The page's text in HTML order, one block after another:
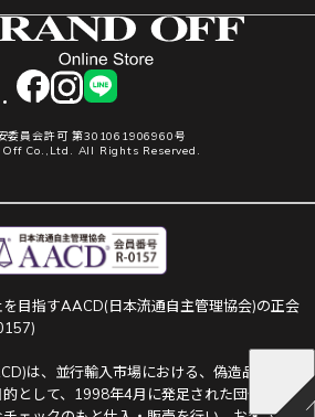
facebookinstagram
LINE
委員会許可 第301061906960号
Co.,Ltd. All Rights Reserved.
目指すAACD(日本流通自主管理協会)の正会
は、並行輸入市場における、偽造品や不正
として、1998年4月に発足された団体です。